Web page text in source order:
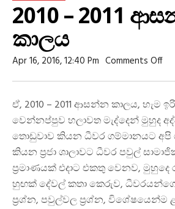
2010 – 2011
කාලය
Apr 16, 2016, 12:40 Pm Comments OffOn
–
ඒ, 2010 – 2011 ආසන්න කාලය, හැම
වෙන්නප්පුව හලාවත මැද්දෙන් මුහුද
තොඩුවාව කියන ධීවර ගම්මානයට අපි
කියන ප්‍රජා ශාලාවට ධීවර පවුල්
ප්‍රමාණයක් එදාට එකතු වෙනව, මුහුදෙ
හුඟක් දේවල් කතා කෙරුව,
ප්‍රශ්න, පවුල්වල ප්‍රශ්න, විශේෂයෙන්ම